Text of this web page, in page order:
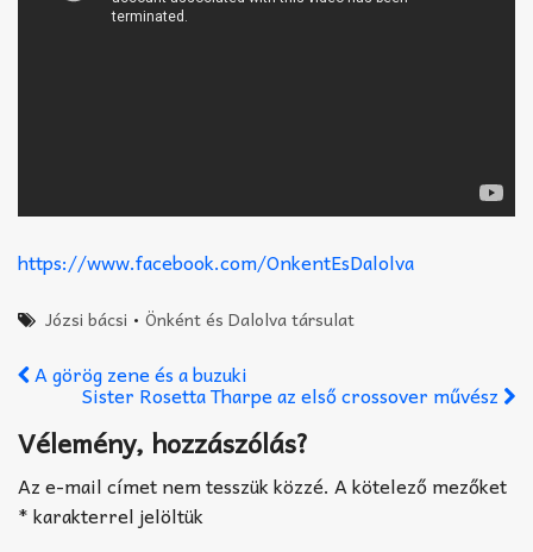
https://www.facebook.com/OnkentEsDalolva
Józsi bácsi •Önként és Dalolva társulat
A görög zene és a buzuki
Sister Rosetta Tharpe az első crossover művész
Vélemény, hozzászólás?
Az e-mail címet nem tesszük közzé. A kötelező mezőket
*karakterrel jelöltük